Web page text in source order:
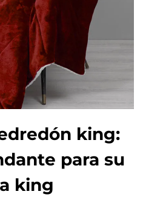
king:
para su
king